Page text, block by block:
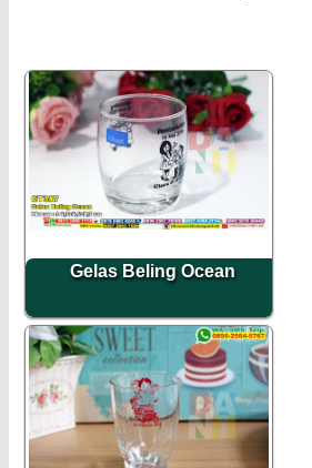
Gelas Beling Ocean